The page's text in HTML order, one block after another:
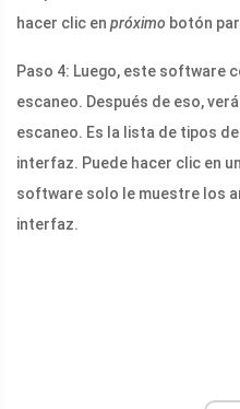
hacer clic en próximo botón
Paso 4: Luego, este software
escaneo. Después de eso,
escaneo. Es la lista de tipos
interfaz. Puede hacer clic en
software solo le muestre los
interfaz.